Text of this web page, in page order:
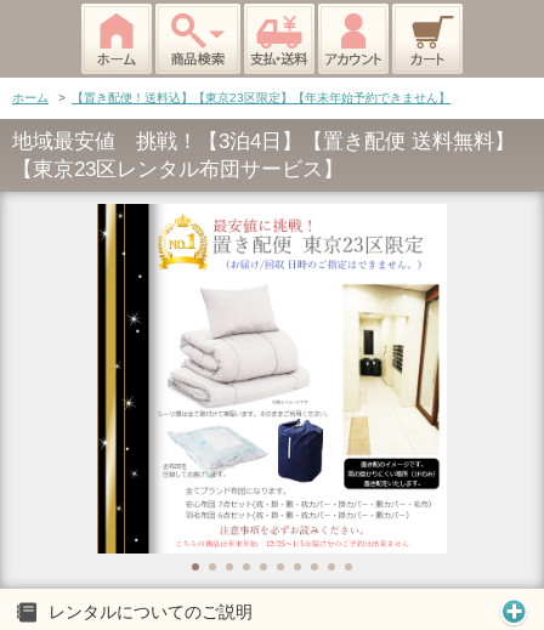
ホーム > 【置き配便！送料込】【東京23区限定】【年末年始予約できません】
地域最安値 挑戦！【3泊4日】【置き配便 送料無料】
【東京23区レンタル布団サービス】
レンタルについてのご説明